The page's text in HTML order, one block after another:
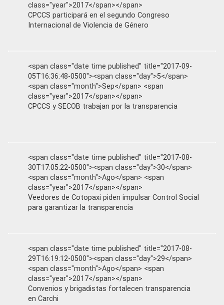
class="year">2017</span></span>
CPCCS participará en el segundo Congreso
Internacional de Violencia de Género
<span class="date time published" title="2017-09-
05T16:36:48-0500"><span class="day">5</span>
<span class="month">Sep</span> <span
class="year">2017</span></span>
CPCCS y SECOB trabajan por la transparencia
<span class="date time published" title="2017-08-
30T17:05:22-0500"><span class="day">30</span>
<span class="month">Ago</span> <span
class="year">2017</span></span>
Veedores de Cotopaxi piden impulsar Control Social
para garantizar la transparencia
<span class="date time published" title="2017-08-
29T16:19:12-0500"><span class="day">29</span>
<span class="month">Ago</span> <span
class="year">2017</span></span>
Convenios y brigadistas fortalecen transparencia
en Carchi